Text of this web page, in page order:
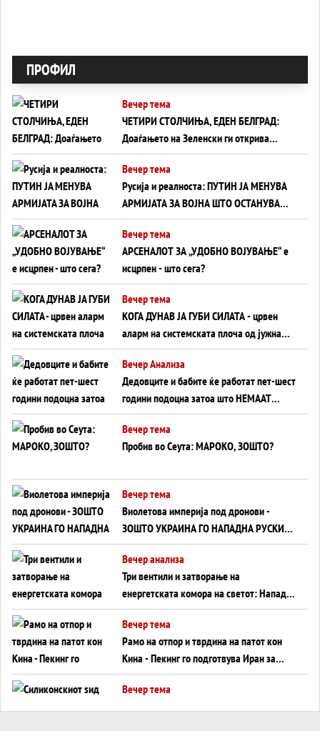
ПРОФИЛ
Вечер тема
ЧЕТИРИ СТОЛЧИЊА, ЕДЕН БЕЛГРАД:
Доаѓањето на Зеленски ги открива
тајните на политиката на балансирање
на Вучиќ
Вечер тема
Русија и реалноста: ПУТИН ЈА МЕНУВА
АРМИЈАТА ЗА ВОЈНА ШТО ОСТАНУВА
БЕЗ ФРОНТ
Вечер тема
АРСЕНАЛОТ ЗА „УДОБНО ВОЈУВАЊЕ“ е
исцрпен - што сега?
Вечер тема
КОГА ДУНАВ ЈА ГУБИ СИЛАТА - црвен
аларм на системската плоча од јужна
Германија до Црното Море...
Вечер Анализа
Дедовците и бабите ќе работат пет-шест
години подоцна затоа што НЕМААТ
ВНУЦИ ДА ГИ ЗАМЕНАТ
Вечер тема
Пробив во Сеута: МАРОКО, ЗОШТО?
Вечер тема
Виолетова империја под дронови -
ЗОШТО УКРАИНА ГО НАПАДНА РУСКИОТ
WILDBERRIES
Вечер анализа
Три вентили и затворање на
енергетската комора на светот: Нападот
во Суец најавува глобален енергетски
инфаркт?
Вечер тема
Рамо на отпор и тврдина на патот кон
Кина - Пекинг го подготвува Иран за
американска копнена инвазија
Вечер тема